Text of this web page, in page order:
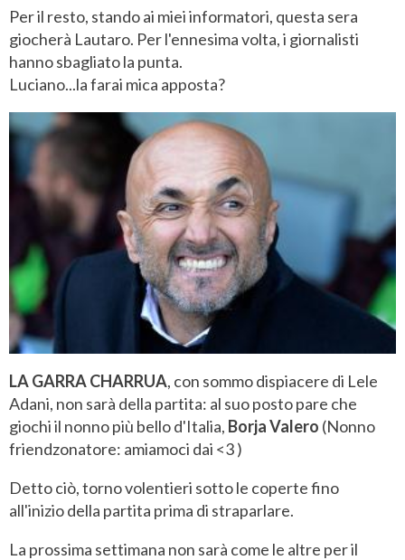
Per il resto, stando ai miei informatori, questa sera
giocherà Lautaro. Per l'ennesima volta, i giornalisti
hanno sbagliato la punta.
Luciano...la farai mica apposta?
LA GARRA CHARRUA, con sommo dispiacere di Lele
Adani, non sarà della partita: al suo posto pare che
giochi il nonno più bello d'Italia, Borja Valero (Nonno
friendzonatore: amiamoci dai <3 )
Detto ciò, torno volentieri sotto le coperte fino
all'inizio della partita prima di straparlare.
La prossima settimana non sarà come le altre per il